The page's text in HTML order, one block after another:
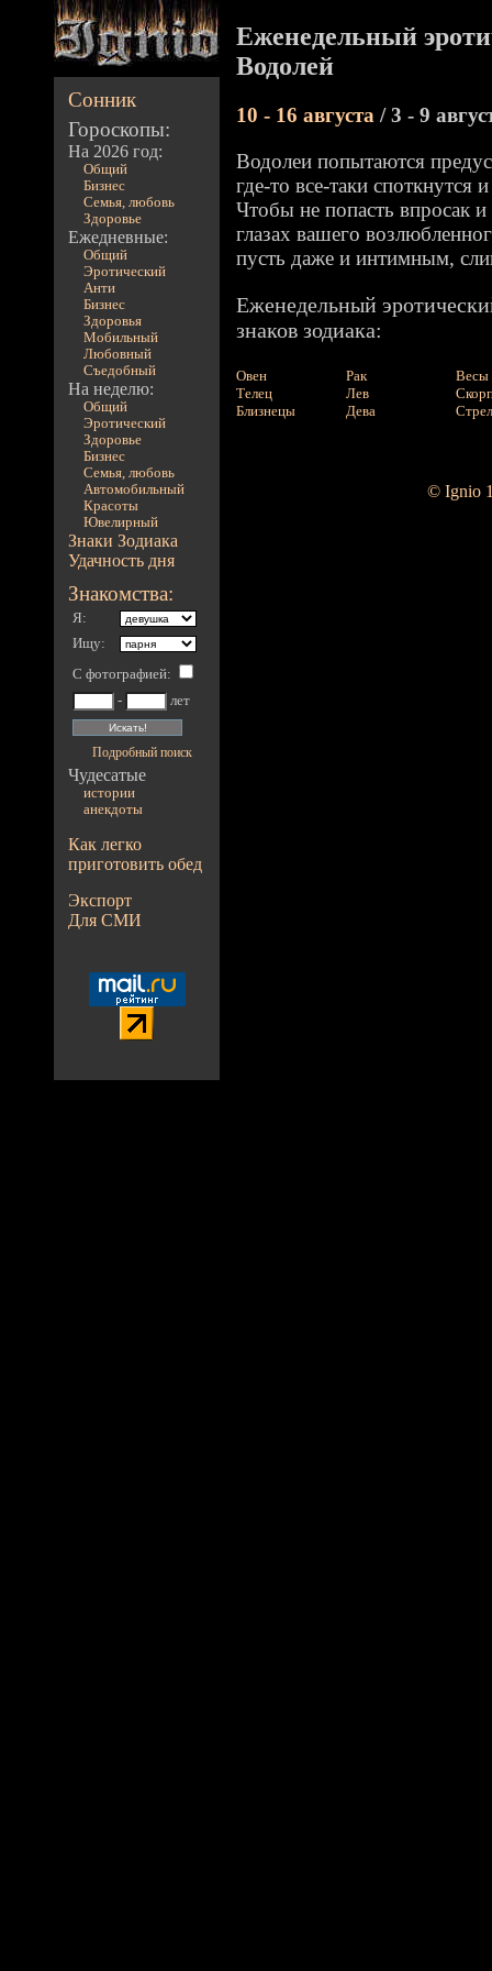
Сонник
Гороскопы:
На 2026 год:
Общий
Бизнес
Семья, любовь
Здоровье
Ежедневные:
Общий
Эротический
Анти
Бизнес
Здоровья
Мобильный
Любовный
Съедобный
На неделю:
Общий
Эротический
Здоровье
Бизнес
Семья, любовь
Автомобильный
Красоты
Ювелирный
Знаки Зодиака
Удачность дня
Знакомства:
Я:
Ищу:
С фотографией:
-
лет
Подробный поиск
Чудесатые
истории
анекдоты
Как легко
приготовить обед
Экспорт
Для СМИ
Еженедельный
Водолей
10 - 16 августа / 3 - 9
Водолеи попытаются
где-то все-таки споткнутся
Чтобы не попасть впросак
глазах вашего
пусть даже и интимным,
Еженедельный
знаков зодиака:
Овен
Телец
Близнецы
Рак
Лев
Дева
Весы
© Ignio